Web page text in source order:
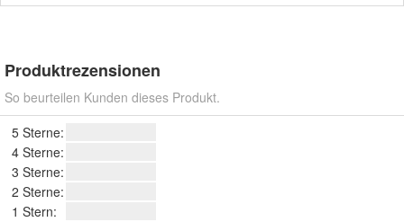
Produktrezensionen
So beurteilen Kunden dieses Produkt.
5 Sterne:
4 Sterne:
3 Sterne:
2 Sterne:
1 Stern: